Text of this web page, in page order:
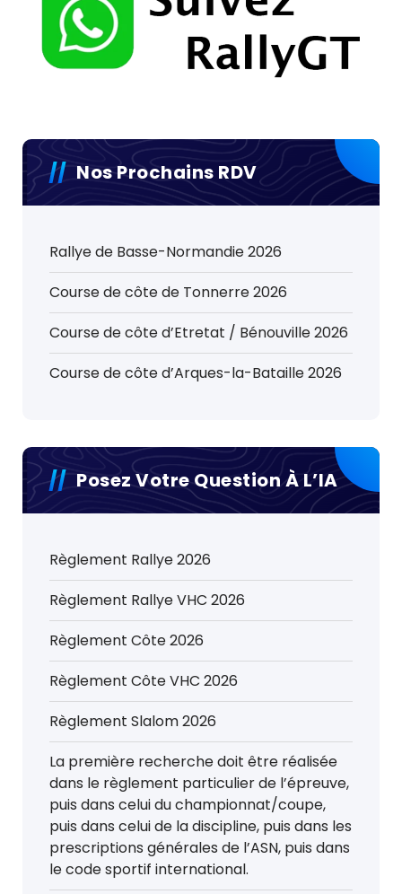
Nos Prochains RDV
Rallye de Basse-Normandie 2026
Course de côte de Tonnerre 2026
Course de côte d’Etretat / Bénouville 2026
Course de côte d’Arques-la-Bataille 2026
Posez Votre Question À L’IA
Règlement Rallye 2026
Règlement Rallye VHC 2026
Règlement Côte 2026
Règlement Côte VHC 2026
Règlement Slalom 2026
La première recherche doit être réalisée
dans le règlement particulier de l’épreuve,
puis dans celui du championnat/coupe,
puis dans celui de la discipline, puis dans les
prescriptions générales de l’ASN, puis dans
le code sportif international.